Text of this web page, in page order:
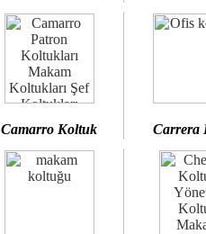
Camarro Koltuk Carrera